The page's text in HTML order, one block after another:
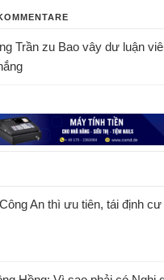
Trầnzu Bao vây dư luận
An thì ưu tiên, tái định